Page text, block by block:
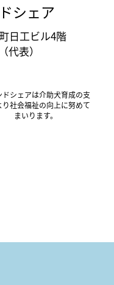
シェア
日工ビル4階
代表）
ドシェアは介助犬育成の支
り社会福祉の向上に努めて
まいります。